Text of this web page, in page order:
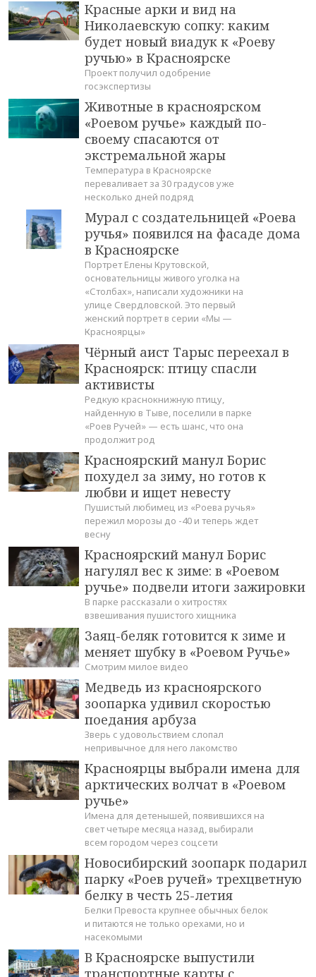
Красные арки и вид на
Николаевскую сопку: каким
будет новый виадук к «Роеву
ручью» в Красноярске
Проект получил одобрение
госэкспертизы
Животные в красноярском
«Роевом ручье» каждый по-
своему спасаются от
экстремальной жары
Температура в Красноярске
переваливает за 30 градусов уже
несколько дней подряд
Мурал с создательницей «Роева
ручья» появился на фасаде дома
в Красноярске
Портрет Елены Крутовской,
основательницы живого уголка на
«Столбах», написали художники на
улице Свердловской. Это первый
женский портрет в серии «Мы —
Красноярцы»
Чёрный аист Тарыс переехал в
Красноярск: птицу спасли
активисты
Редкую краснокнижную птицу,
найденную в Тыве, поселили в парке
«Роев Ручей» — есть шанс, что она
продолжит род
Красноярский манул Борис
похудел за зиму, но готов к
любви и ищет невесту
Пушистый любимец из «Роева ручья»
пережил морозы до -40 и теперь ждет
весну
Красноярский манул Борис
нагулял вес к зиме: в «Роевом
ручье» подвели итоги зажировки
В парке рассказали о хитростях
взвешивания пушистого хищника
Заяц-беляк готовится к зиме и
меняет шубку в «Роевом Ручье»
Смотрим милое видео
Медведь из красноярского
зоопарка удивил скоростью
поедания арбуза
Зверь с удовольствием слопал
непривычное для него лакомство
Красноярцы выбрали имена для
арктических волчат в «Роевом
ручье»
Имена для детенышей, появившихся на
свет четыре месяца назад, выбирали
всем городом через соцсети
Новосибирский зоопарк подарил
парку «Роев ручей» трехцветную
белку в честь 25-летия
Белки Превоста крупнее обычных белок
и питаются не только орехами, но и
насекомыми
В Красноярске выпустили
транспортные карты с